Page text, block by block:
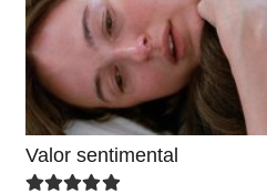
Valor sentimental